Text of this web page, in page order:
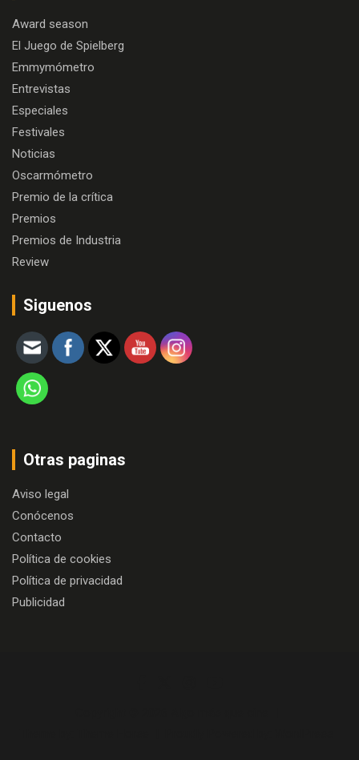
Award season
El Juego de Spielberg
Emmymómetro
Entrevistas
Especiales
Festivales
Noticias
Oscarmómetro
Premio de la crítica
Premios
Premios de Industria
Review
Siguenos
Otras paginas
Aviso legal
Conócenos
Contacto
Política de cookies
Política de privacidad
Publicidad